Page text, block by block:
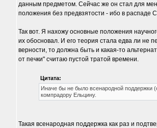
данным предметом. Сейчас же он стал для
положения без предвзятости - ибо в
Так вот. Я нахожу основные положения
их обосновал. И его теория стала едва ли не
верности, то должна быть и какая-то
от печки" считаю пустой тратой времени.
Цитата:
Иначе бы не было всенародной поддержки
компрадору Ельцину.
Такая всенародная поддержка как раз и